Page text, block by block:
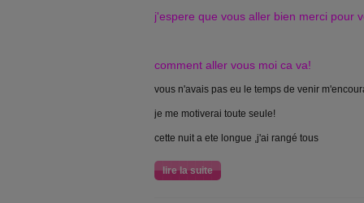
j'espere que vous aller bien merci pour
comment aller vous moi ca va!
vous n'avais pas eu le temps de venir
je me motiverai toute seule!
cette nuit a ete longue ,j'ai rangé tous
lire la suite